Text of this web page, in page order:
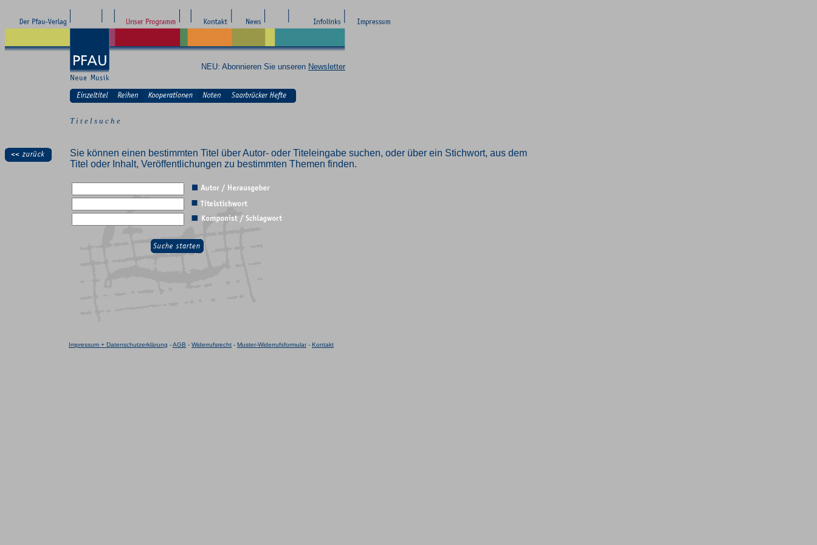
NEU: Abonnieren Sie unseren Newsletter
T i t e l s u c h e
Sie können einen bestimmten Titel über Autor- oder Titeleingabe suchen, oder über ein Stichwort, aus dem
Titel oder Inhalt, Veröffentlichungen zu bestimmten Themen finden.
Impressum + Datenschutzerklärung -AGB - Widerrufsrecht - Muster-Widerrufsformular- Kontakt